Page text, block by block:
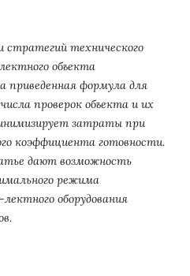
технического
объекта
приведенная формула для
проверок объекта и их
затраты при
коэффициента готовности.
дают возможность
режима
оборудования